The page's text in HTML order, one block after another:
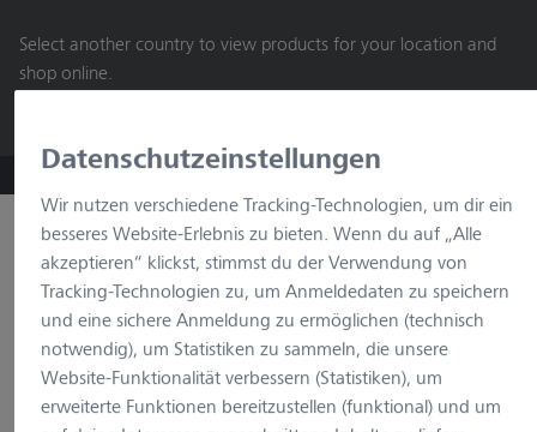
Select another country to view products for your location and
shop online.
ZEISS Microscopy B2B Online Shop
Suche nach
Datenschutzeinstellungen
Wir nutzen verschiedene Tracking-Technologien, um dir ein
besseres Website-Erlebnis zu bieten. Wenn du auf „Alle
akzeptieren“ klickst, stimmst du der Verwendung von
Tracking-Technologien zu, um Anmeldedaten zu speichern
und eine sichere Anmeldung zu ermöglichen (technisch
notwendig), um Statistiken zu sammeln, die unsere
Website-Funktionalität verbessern (Statistiken), um
erweiterte Funktionen bereitzustellen (funktional) und um